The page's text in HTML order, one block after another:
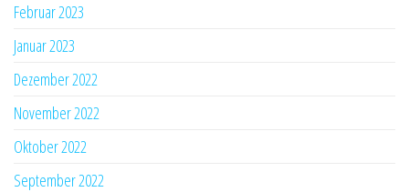
Februar 2023
Januar 2023
Dezember 2022
November 2022
Oktober 2022
September 2022